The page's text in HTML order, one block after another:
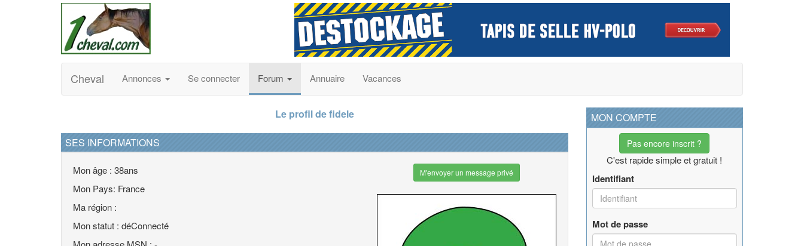
Cheval Annonces Se connecter Forum Annuaire Vacances
Le profil de fidele
SES INFORMATIONS
Mon âge : 38ans
Mon Pays: France
Ma région :
Mon statut : déConnecté
M'envoyer un message privé
MON COMPTE
Pas encore inscrit ?
C'est rapide simple et gratuit !
Identifiant
Mot de passe